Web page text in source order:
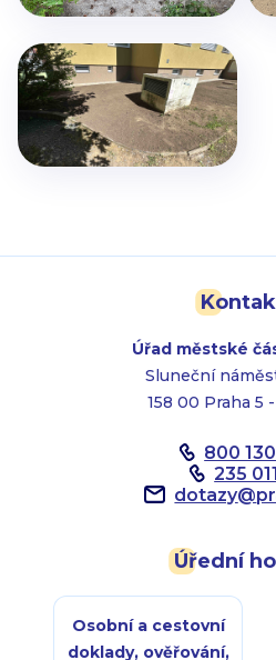
Úřad městské
Sluneční
158 00 Praha 5
800
235
dotazy@
Úřední
Osobní a cestovní
doklady, ověřování,